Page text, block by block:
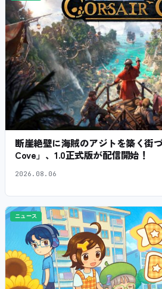
断崖絶壁に海賊のアジトを築く街
Cove」、1.0正式版が配信開始！
2026.08.06
ニュース